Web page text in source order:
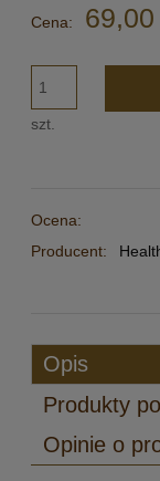
Cena: 69,00
szt.
Ocena:
Producent:
Opis
Produkty
Opinie o